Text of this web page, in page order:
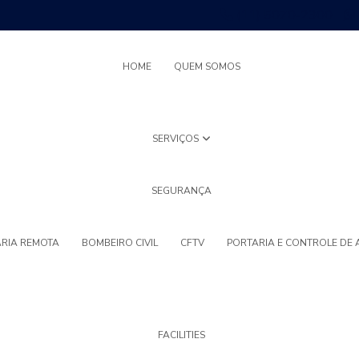
HOME QUEM SOMOS
SERVIÇOS
SEGURANÇA
REMOTA BOMBEIRO CIVIL CFTV PORTARIA E CONTROLE DE
FACILITIES